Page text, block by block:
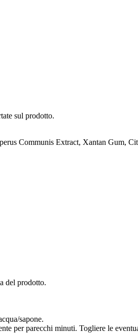
sul prodotto.
Communis Extract, Xantan Gum,
del prodotto.
sapone.
parecchi minuti. Togliere le